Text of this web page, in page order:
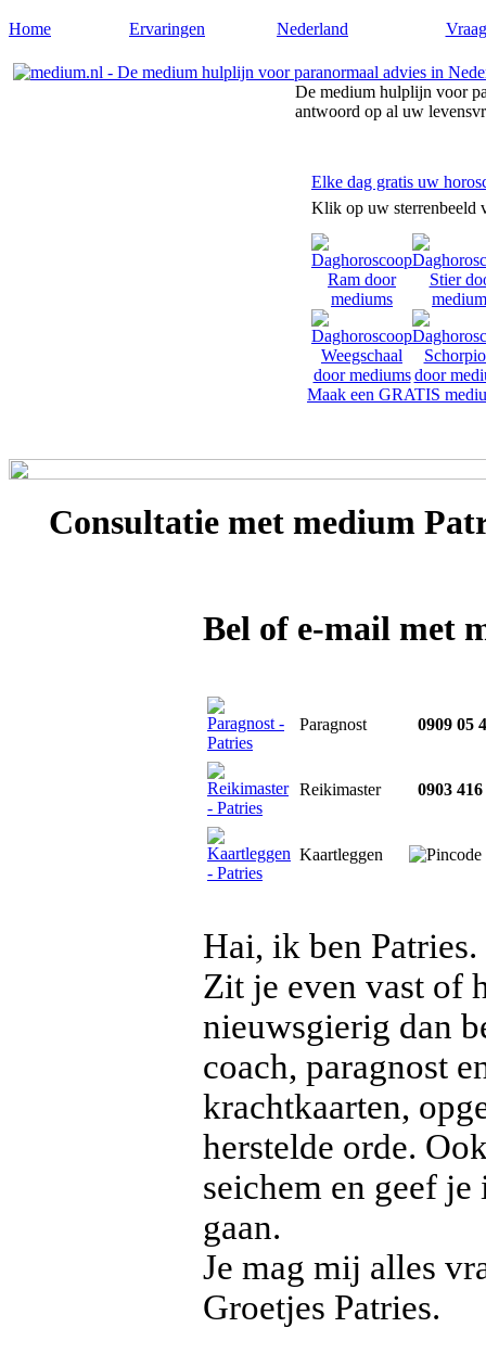
Home Ervaringen Nederland
De medium hulplijn voor
antwoord op al uw
Elke dag gratis uw
Klik op uw sterrenbeeld
Maak een GRATIS
Consultatie met medium
Bel of e-mail met
Paragnost 0909 05
Reikimaster 0903 416
Kaartleggen
Hai, ik ben Patries.
Zit je even vast of
nieuwsgierig dan
coach, paragnost
krachtkaarten,
herstelde orde.
seichem en geef
gaan.
Je mag mij alles
Groetjes Patries.